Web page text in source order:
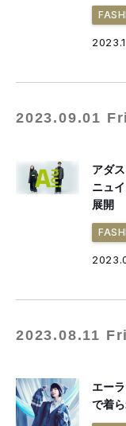
2023.09.01
アダ
ニュ
展開
2023.08.11
エー
で着